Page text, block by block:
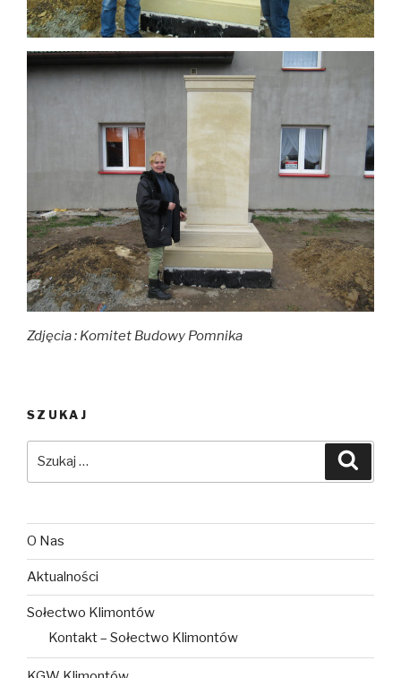
Zdjęcia : Komitet Budowy Pomnika
SZUKAJ
O Nas
Aktualności
Sołectwo Klimontów
Kontakt – Sołectwo Klimontów